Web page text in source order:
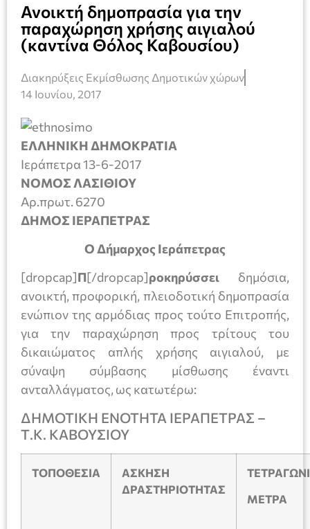
Ανοικτή δημοπρασία για την
παραχώρηση χρήσης αιγιαλού
(καντίνα Θόλος Καβουσίου)
Διακηρύξεις Εκμίσθωσης Δημοτικών χώρων
14 Ιουνίου, 2017
ΕΛΛΗΝΙΚΗ ΔΗΜΟΚΡΑΤΙΑ
Ιεράπετρα 13-6-2017
ΝΟΜΟΣ ΛΑΣΙΘΙΟΥ
Aρ.πρωτ. 6270
ΔΗΜΟΣ ΙΕΡΑΠΕΤΡΑΣ
Ο Δήμαρχος Ιεράπετρας
[dropcap]Π[/dropcap]ροκηρύσσει δημόσια,
ανοικτή, προφορική, πλειοδοτική δημοπρασία
ενώπιον της αρμόδιας προς τούτο Επιτροπής,
για την παραχώρηση προς τρίτους του
δικαιώματος απλής χρήσης αιγιαλού, με
σύναψη σύμβασης μίσθωσης έναντι
ανταλλάγματος, ως κατωτέρω:
ΔΗΜΟΤΙΚΗ ΕΝΟΤΗΤΑ ΙΕΡΑΠΕΤΡΑΣ –
Τ.Κ. ΚΑΒΟΥΣΙΟΥ
ΤΟΠΟΘΕΣΙΑ
ΑΣΚΗΣΗ
ΔΡΑΣΤΗΡΙΟΤΗΤΑΣ
ΜΕΤΡΑ